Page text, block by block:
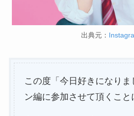
出典元：
この度「今日好きになりま
ン編に参加させて頂くこと